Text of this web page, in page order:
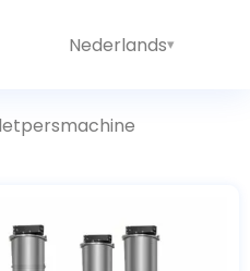
Nederlands